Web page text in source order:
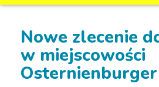
Nowe zlecenie
w miejscowości
Osternienburger